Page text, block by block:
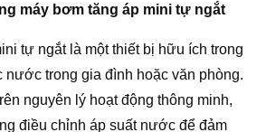
máy bơm tăng áp mini tự ngắt
tự ngắt là một thiết bị hữu ích trong
nước trong gia đình hoặc văn phòng.
nguyên lý hoạt động thông minh,
điều chỉnh áp suất nước để đảm